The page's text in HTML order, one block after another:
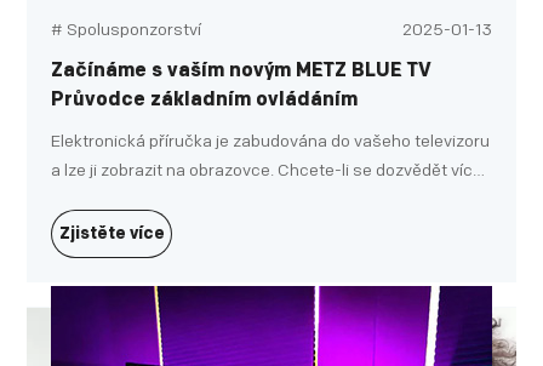
# Spolusponzorství 2025-01-13
Začínáme s vaším novým METZ BLUE TV
Průvodce základním ovládáním
Elektronická příručka je zabudována do vašeho televizoru
a lze ji zobrazit na obrazovce. Chcete-li se dozvědět více
podle následujících pokynů.
Zjistěte více